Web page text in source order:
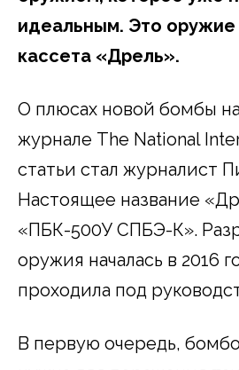
идеальным. Это
кассета «Дрель».
О плюсах новой бомбы
журнале The National
статьи стал журналист
Настоящее название
«ПБК-500У СПБЭ-К».
оружия началась в 2016
проходила под
В первую очередь,